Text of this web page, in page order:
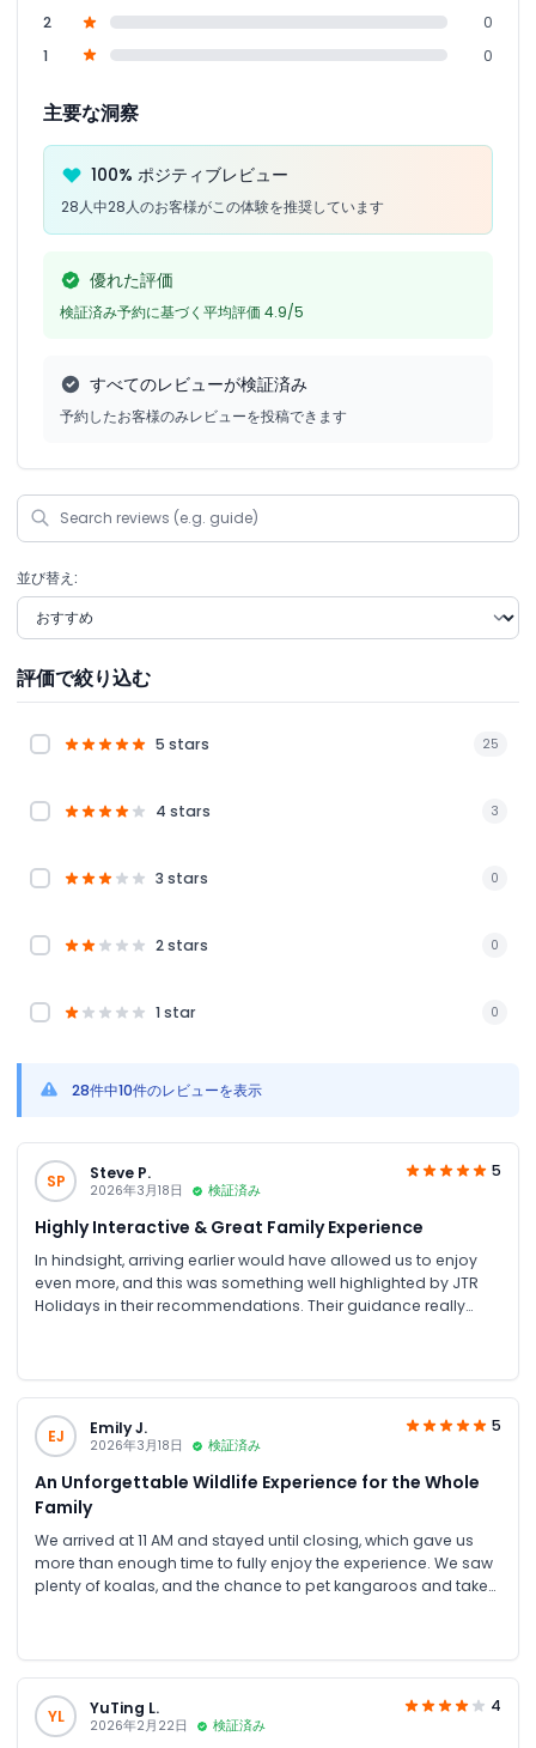
2
0
1
0
主要な洞察
100% ポジティブレビュー
28人中28人のお客様がこの体験を推奨しています
優れた評価
検証済み予約に基づく平均評価 4.9/5
すべてのレビューが検証済み
予約したお客様のみレビューを投稿できます
並び替え:
評価で絞り込む
5 stars 25
4 stars 3
3 stars 0
2 stars 0
1 star 0
28件中10件のレビューを表示
SP Steve P.
2026年3月18日 検証済み
5
Highly Interactive & Great Family Experience
In hindsight, arriving earlier would have allowed us to enjoy
even more, and this was something well highlighted by JTR
Holidays in their recommendations. Their guidance really
we’ve experienced, with animals freely roaming and creating
a unique, engaging atmosphere. Highly recommended for
families!
EJ Emily J.
2026年3月18日 検証済み
5
An Unforgettable Wildlife Experience for the Whole
Family
We arrived at 11 AM and stayed until closing, which gave us
more than enough time to fully enjoy the experience. We saw
plenty of koalas, and the chance to pet kangaroos and take
atmosphere. Special thanks to JTR for providing this
experience at excellent prices. Highly recommended,, it’s
absolutely worth it along with the best prices.
YL YuTing L.
2026年2月22日 検証済み
4